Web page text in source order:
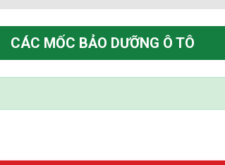
CÁC MỐC BẢO DƯỠNG Ô TÔ